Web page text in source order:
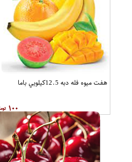
هفت ميوه فله دبه 12.5کيلويي باما
۱۰۰